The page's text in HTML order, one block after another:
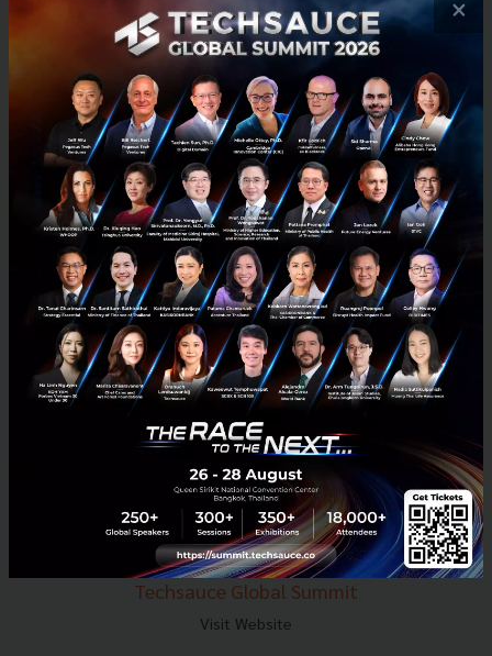
| ByNicharee
Startup Krowdpop Crowdfunding
E-mail :contact@techsauce.co
Tel : 02-001-5375
Mobile : 06-4658-9500
Techsauce Media
About Techsauce
Techsauce Services
Privacy Policy
ส่งบทความ
Techsauce Global Summit
Visit Website
×